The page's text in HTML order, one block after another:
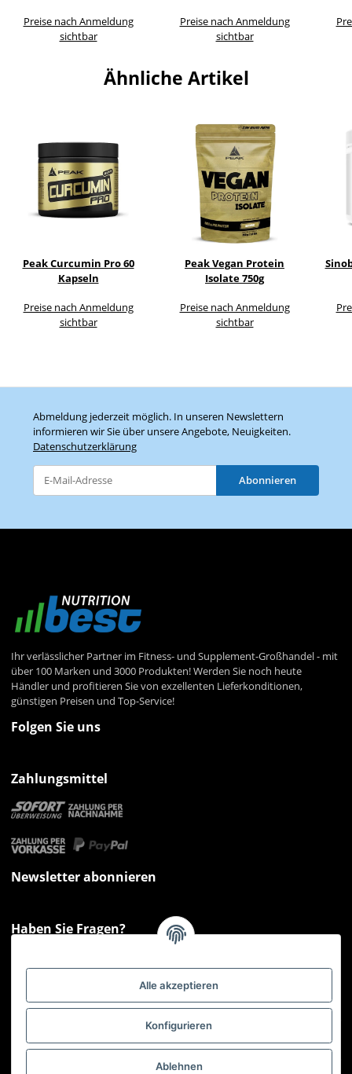
Alle akzeptieren
Konfigurieren
Ablehnen
Preise nach Anmeldung
sichtbar
Preise nach Anmeldung
sichtbar
Ähnliche Artikel
Peak Curcumin Pro 60
Kapseln
Preise nach Anmeldung
sichtbar
Peak Vegan Protein
Isolate 750g
Preise nach Anmeldung
sichtbar
Abmeldung jederzeit möglich. In unseren Newslettern
informieren wir Sie über unsere Angebote, Neuigkeiten.
Datenschutzerklärung
Abonnieren
Ihr verlässlicher Partner im Fitness- und Supplement-Großhandel - mit
über 100 Marken und 3000 Produkten! Werden Sie noch heute
Händler und profitieren Sie von exzellenten Lieferkonditionen,
günstigen Preisen und Top-Service!
Folgen Sie uns
Zahlungsmittel
Newsletter abonnieren
Haben Sie Fragen?
Montag - Freitag: 09:00 - 17:00 Uhr
Gesetzliche Informationen